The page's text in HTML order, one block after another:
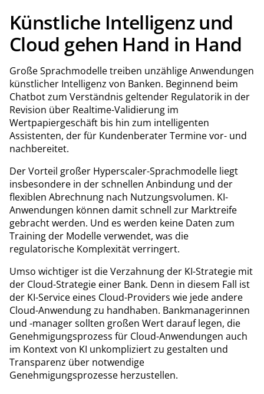
Künstliche Intelligenz und
Cloud gehen Hand in Hand
Große Sprachmodelle treiben unzählige Anwendungen
künstlicher Intelligenz von Banken. Beginnend beim
Chatbot zum Verständnis geltender Regulatorik in der
Revision über Realtime-Validierung im
Wertpapiergeschäft bis hin zum intelligenten
Assistenten, der für Kundenberater Termine vor- und
nachbereitet.
Der Vorteil großer Hyperscaler-Sprachmodelle liegt
insbesondere in der schnellen Anbindung und der
flexiblen Abrechnung nach Nutzungsvolumen. KI-
Anwendungen können damit schnell zur Marktreife
gebracht werden. Und es werden keine Daten zum
Training der Modelle verwendet, was die
regulatorische Komplexität verringert.
Umso wichtiger ist die Verzahnung der KI-Strategie mit
der Cloud-Strategie einer Bank. Denn in diesem Fall ist
der KI-Service eines Cloud-Providers wie jede andere
Cloud-Anwendung zu handhaben. Bankmanagerinnen
und -manager sollten großen Wert darauf legen, die
Genehmigungsprozess für Cloud-Anwendungen auch
im Kontext von KI unkompliziert zu gestalten und
Transparenz über notwendige
Genehmigungsprozesse herzustellen.